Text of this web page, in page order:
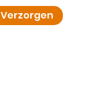
Verzorgen